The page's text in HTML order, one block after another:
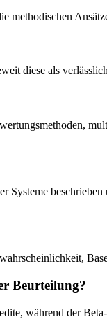
methodischen
diese als
Beurteilung?
während der